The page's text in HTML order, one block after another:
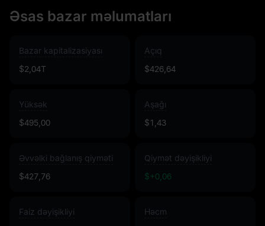
Əsas bazar məlumatları
Bazar kapitalizasiyası
$2,04T
Açıq
$426,64
Yüksək
$495,00
Aşağı
$1,43
Əvvəlki bağlanış qiyməti
$427,76
Qiymət dəyişikliyi
$+0,06
Faiz dəyişikliyi
Həcm